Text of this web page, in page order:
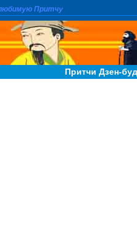
Притчу
Притчи Дзен-